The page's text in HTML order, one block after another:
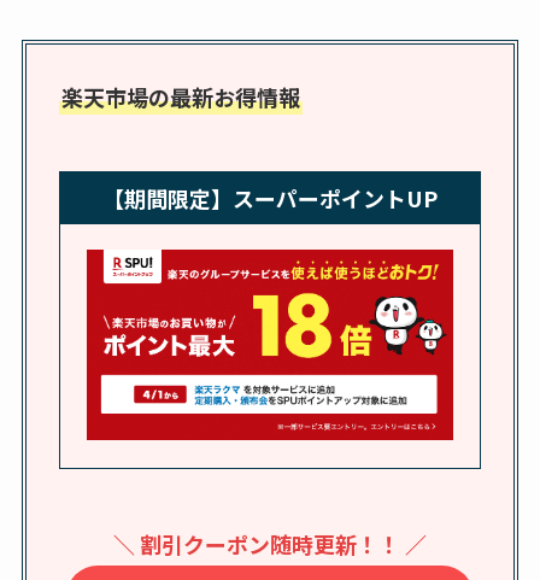
アクアテクトゲルが
こ？楽天・amazonで
れの口コミも調査
しまむら布団セット
の料金は？セール・
半額になるのはい
つ？激安販売店・通
販も調査
karseellはどこで売っ
売店も調査
楽天市場の最新お得情報
【期間限定】スーパーポイントUP
＼ 割引クーポン随時更新！！ ／